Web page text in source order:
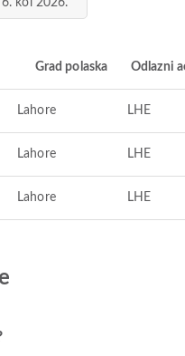
kol 2026.
Grad polaska Odlazni
Lahore LHE
Lahore LHE
Lahore LHE